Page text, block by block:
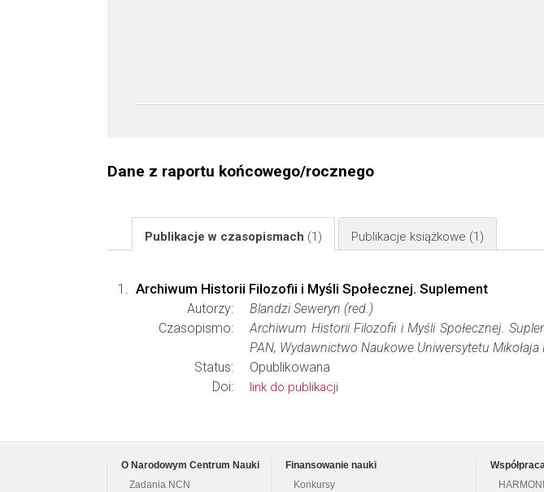
Dane z raportu końcowego/rocznego
Publikacje w czasopismach (1) Publikacje książkowe (1)
Archiwum Historii Filozofii i Myśli Społecznej. Suplement
Autorzy:
Blandzi Seweryn (red.)
Czasopismo:
Archiwum Historii Filozofii i Myśli Społecznej.
PAN, Wydawnictwo Naukowe Uniwersytetu Mikołaja
Status:
Opublikowana
Doi:
link do publikacji
O Narodowym Centrum Nauki
Zadania NCN
Finansowanie nauki
Konkursy